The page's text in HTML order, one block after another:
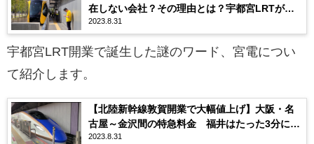
在しない会社？その理由とは？宇都宮LRTが原
因？
2023.8.31
宇都宮LRT開業で誕生した謎のワード、宮電につい
て紹介します。
【北陸新幹線敦賀開業で大幅値上げ】大阪・名
古屋～金沢間の特急料金 福井はたった3分に
18.7％の負担 サンダーバード・しらさぎ
2023.8.31